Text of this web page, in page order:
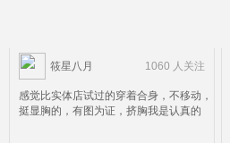
筱星八月 1060 人关注
感觉比实体店试过的穿着合身，不移动，
挺显胸的，有图为证，挤胸我是认真的